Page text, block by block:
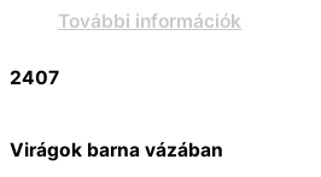
További információk
2407
Virágok barna vázában